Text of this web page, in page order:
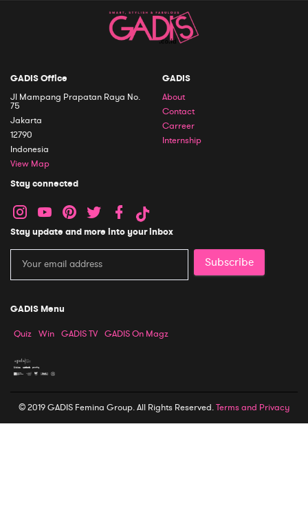
GADIS Office
Jl Mampang Prapatan Raya No.
75
Jakarta
12790
Indonesia
View Map
GADIS
About
Contact
Carreer
Internship
Stay connected
Stay update and more into your inbox
Subscribe
GADIS Menu
Quiz Win GADIS TV GADIS On Magz
© 2019 GADIS Femina Group. All Rights Reserved.Terms and Privacy